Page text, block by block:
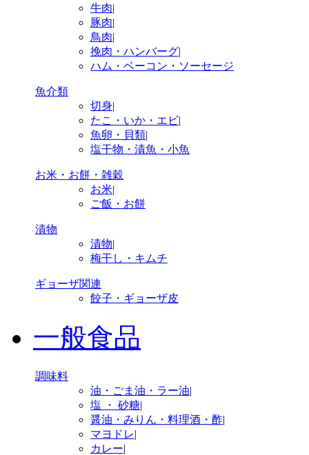
牛肉|
豚肉|
鳥肉|
挽肉・ハンバーグ|
ハム・ベーコン・ソーセージ
魚介類
切身|
たこ・いか・エビ|
魚卵・貝類|
塩干物・漬魚・小魚
お米・お餅・雑穀
お米|
ご飯・お餅
漬物
漬物|
梅干し・キムチ
ギョーザ関連
餃子・ギョーザ皮
一般食品
調味料
油・ごま油・ラー油|
塩 ・ 砂糖|
醤油・みりん・料理酒・酢|
マヨドレ|
カレー|